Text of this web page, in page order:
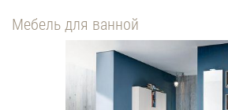
Мебель для ванной